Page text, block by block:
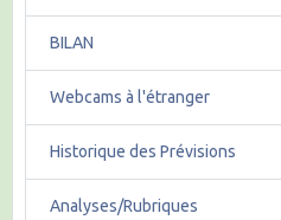
BILAN
Webcams à l'étranger
Historique des Prévisions
Analyses/Rubriques